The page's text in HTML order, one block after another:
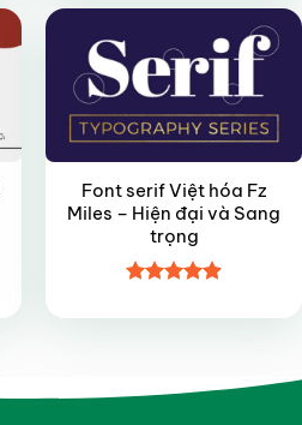
Font serif Việt hóa Fz
Miles – Hiện đại và Sang
trọng
hạng4.95